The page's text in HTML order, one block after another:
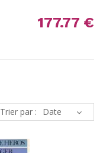
177.77 €
Trier par :